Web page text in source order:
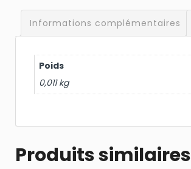
Informations complémentaires
Poids
0,011 kg
Produits similaires